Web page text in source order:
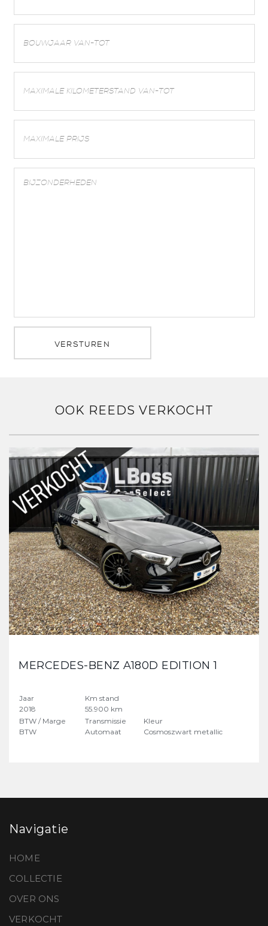
VERSTUREN
OOK REEDS VERKOCHT
MERCEDES-BENZ A180D EDITION 1
Jaar
2018
Km stand
55.900 km
BTW / Marge
BTW
Transmissie
Automaat
Kleur
Cosmoszwart metallic
Navigatie
HOME
COLLECTIE
OVER ONS
VERKOCHT